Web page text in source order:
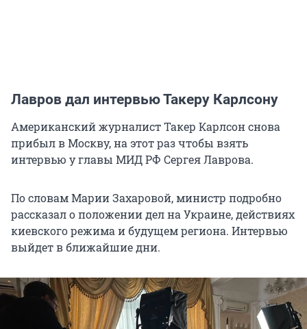
Лавров дал интервью Такеру Карлсону
Американский журналист Такер Карлсон снова
прибыл в Москву, на этот раз чтобы взять
интервью у главы МИД РФ Сергея Лаврова.
По словам Марии Захаровой, министр подробно
рассказал о положении дел на Украине, действиях
киевского режима и будущем региона. Интервью
выйдет в ближайшие дни.